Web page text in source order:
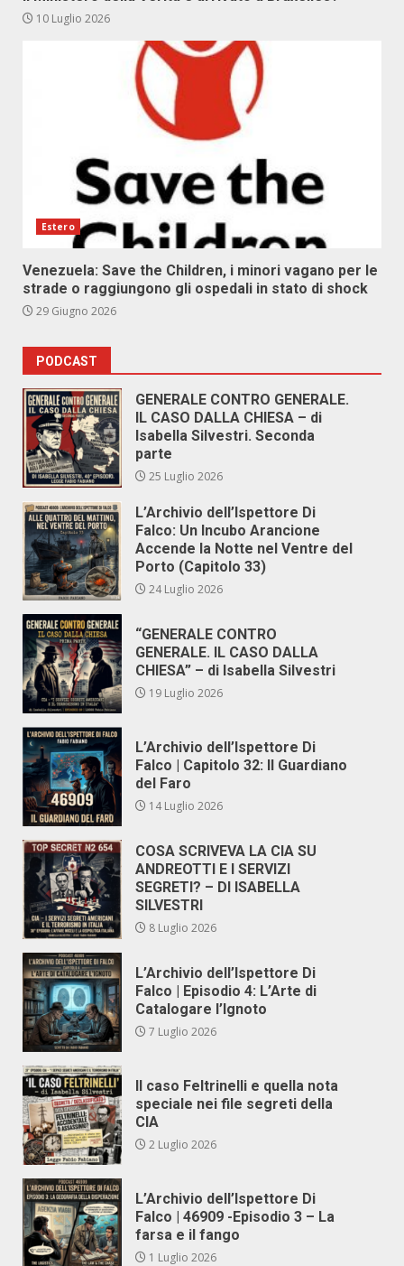
10 Luglio 2026
Estero
Venezuela: Save the Children, i minori vagano per le
strade o raggiungono gli ospedali in stato di shock
29 Giugno 2026
PODCAST
GENERALE CONTRO GENERALE.
IL CASO DALLA CHIESA – di
Isabella Silvestri. Seconda
parte
25 Luglio 2026
L’Archivio dell’Ispettore Di
Falco: Un Incubo Arancione
Accende la Notte nel Ventre del
Porto (Capitolo 33)
24 Luglio 2026
“GENERALE CONTRO
GENERALE. IL CASO DALLA
CHIESA” – di Isabella Silvestri
19 Luglio 2026
L’Archivio dell’Ispettore Di
Falco | Capitolo 32: Il Guardiano
del Faro
14 Luglio 2026
COSA SCRIVEVA LA CIA SU
ANDREOTTI E I SERVIZI
SEGRETI? – DI ISABELLA
SILVESTRI
8 Luglio 2026
L’Archivio dell’Ispettore Di
Falco | Episodio 4: L’Arte di
Catalogare l’Ignoto
7 Luglio 2026
Il caso Feltrinelli e quella nota
speciale nei file segreti della
CIA
2 Luglio 2026
L’Archivio dell’Ispettore Di
Falco | 46909 -Episodio 3 – La
farsa e il fango
1 Luglio 2026